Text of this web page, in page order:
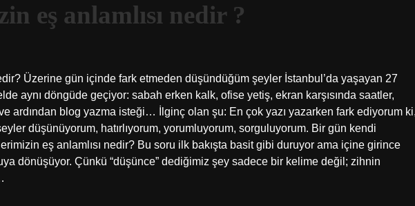
eş anlamlısı nedir ?
Üzerine gün içinde fark etmeden düşündüğüm şeyler İstanbul’da yaşayan 27
aynı döngüde geçiyor: sabah erken kalk, ofise yetiş, ekran karşısında saatler,
ardından blog yazma isteği… İlginç olan şu: En çok yazı yazarken fark ediyorum
düşünüyorum, hatırlıyorum, yorumluyorum, sorguluyorum. Bir gün kendi
eş anlamlısı nedir? Bu soru ilk bakışta basit gibi duruyor ama içine girince
dönüşüyor. Çünkü “düşünce” dediğimiz şey sadece bir kelime değil; zihnin